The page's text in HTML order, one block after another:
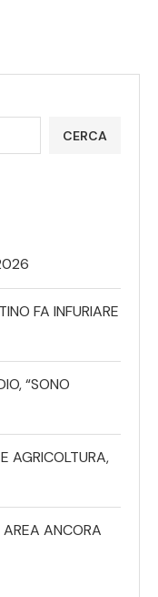
CERCA
FA INFURIARE
“SONO
AGRICOLTURA,
AREA ANCORA